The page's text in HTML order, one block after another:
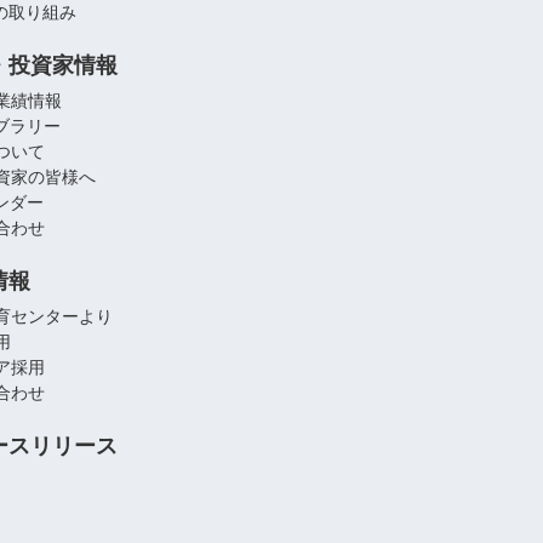
取り組み
投資家情報
績情報
ラリー
いて
家の皆様へ
ダー
わせ
報
センターより
採用
わせ
スリリース